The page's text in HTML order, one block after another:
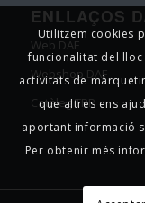
ENLLAÇOS
Web DAF
Webshop DAF
Catàleg TRP
Utilitzem cookies
funcionalitat del
activitats de
que altres ens
aportant informació
Per obtenir més